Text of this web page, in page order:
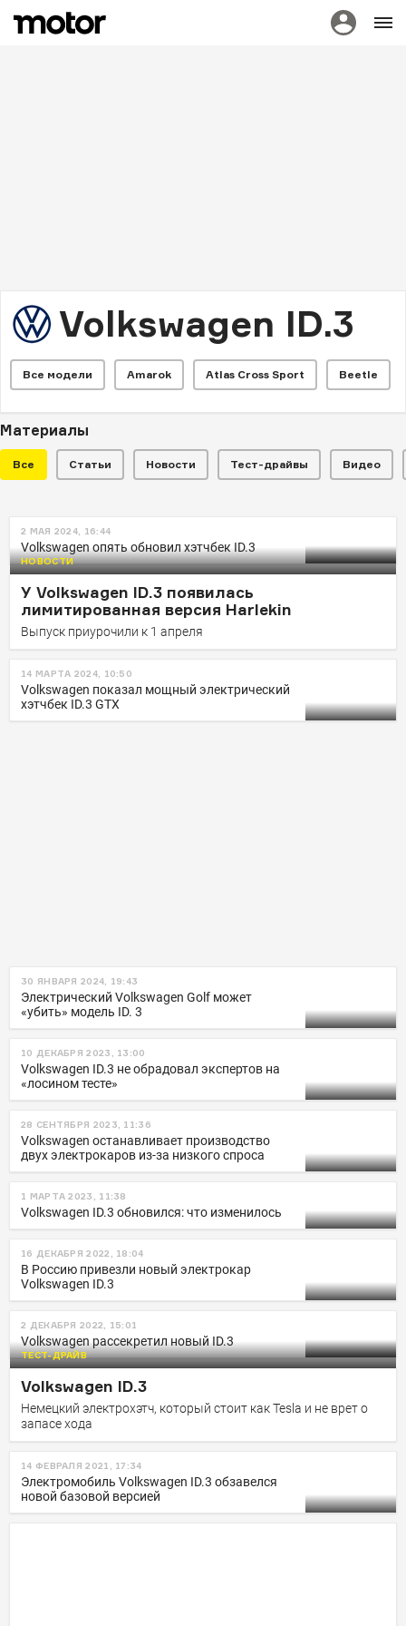
Volkswagen ID.3
Все модели Amarok Atlas Cross Sport Beetle
Материалы
Все Статьи Новости Тест-драйвы Видео
Volkswagen радикально изменит
дизайн электрокаров и добавит
кнопок
Первый автомобиль в новом стиле появится в
следующем году
2 МАЯ 2024, 16:44
Volkswagen опять обновил хэтчбек ID.3
НОВОСТИ
У Volkswagen ID.3 появилась
лимитированная версия Harlekin
Выпуск приурочили к 1 апреля
14 МАРТА 2024, 10:50
Volkswagen показал мощный электрический
хэтчбек ID.3 GTX
30 ЯНВАРЯ 2024, 19:43
Электрический Volkswagen Golf может
«убить» модель ID. 3
10 ДЕКАБРЯ 2023, 13:00
Volkswagen ID.3 не обрадовал экспертов на
«лосином тесте»
28 СЕНТЯБРЯ 2023, 11:36
Volkswagen останавливает производство
двух электрокаров из-за низкого спроса
1 МАРТА 2023, 11:38
Volkswagen ID.3 обновился: что изменилось
16 ДЕКАБРЯ 2022, 18:04
В Россию привезли новый электрокар
Volkswagen ID.3
2 ДЕКАБРЯ 2022, 15:01
Volkswagen рассекретил новый ID.3
ТЕСТ-ДРАЙВ
Volkswagen ID.3
Немецкий электрохэтч, который стоит как Tesla и не врет о
запасе хода
14 ФЕВРАЛЯ 2021, 17:34
Электромобиль Volkswagen ID.3 обзавелся
новой базовой версией